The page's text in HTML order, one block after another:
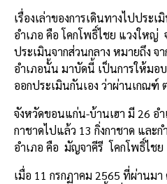
เรื่องเล่าของการเดินทางไปประเ
อำเภอ คือ โคกโพธิ์ไชย แวงใหญ่
ประเมินจากส่วนกลาง หมายถึง จ
อำเภอนั้น มาบัดนี้ เป็นการให้มอ
ออกประเมินกันเอง ว่าผ่านเกณ
จังหวัดขอนแก่น-บ้านเฮา มี 26 อ
กาชาดไปแล้ว 13 กิ่งกาชาด และก
อำเภอ คือ มัญจาคีรี โคกโพธิ์ไช
เมื่อ 11 กรกฏาคม 2565 ที่ผ่านมา